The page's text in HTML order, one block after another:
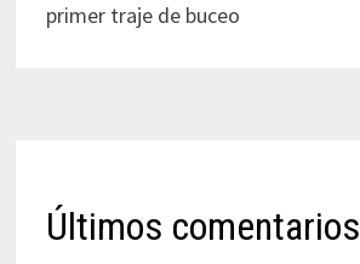
primer traje de buceo
Últimos comentarios